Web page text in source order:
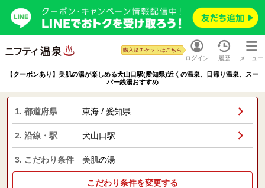
ログイン
購入済チケットはこちら
履歴 メニュー
【クーポンあり】美肌の湯が楽しめる犬山口駅(愛知県)近くの温泉、日帰り温泉、スー
パー銭湯おすすめ
1. 都道府県 東海 / 愛知県
2. 沿線・駅 犬山口駅
3. こだわり条件 美肌の湯
こだわり条件を変更する